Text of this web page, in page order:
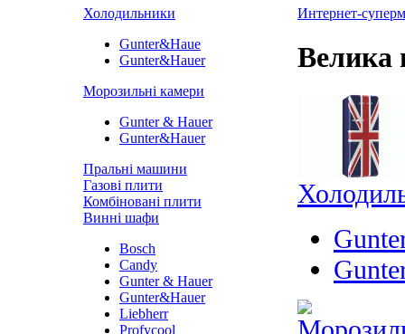
Холодильники
Gunter&Haue
Gunter&Hauer
Морозильні камери
Gunter & Hauer
Gunter&Hauer
Пральні машини
Газові плити
Комбіновані плити
Винні шафи
Bosch
Candy
Gunter & Hauer
Gunter&Hauer
Liebherr
Profycool
Интернет-
Велика